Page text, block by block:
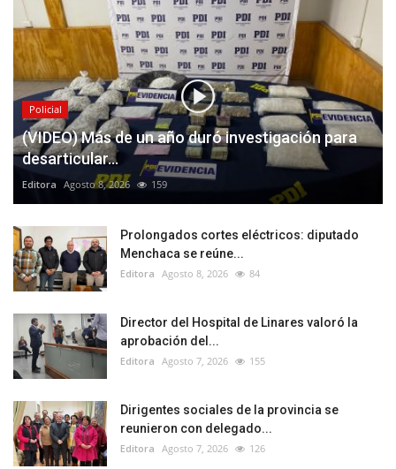
Policial
(VIDEO) Más de un año duró investigación para
desarticular...
Editora Agosto 8, 2026 159
Prolongados cortes eléctricos: diputado
Menchaca se reúne...
Editora Agosto 8, 2026 84
Director del Hospital de Linares valoró la
aprobación del...
Editora Agosto 7, 2026 155
Dirigentes sociales de la provincia se
reunieron con delegado...
Editora Agosto 7, 2026 126